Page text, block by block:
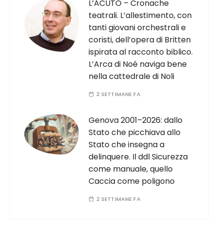
L’ACUTO – Cronache
teatrali. L’allestimento, con
tanti giovani orchestrali e
coristi, dell’opera di Britten
ispirata al racconto biblico.
L’Arca di Noé naviga bene
nella cattedrale di Noli
2 SETTIMANE FA
Genova 2001–2026: dallo
Stato che picchiava allo
Stato che insegna a
delinquere. Il ddl Sicurezza
come manuale, quello
Caccia come poligono
2 SETTIMANE FA